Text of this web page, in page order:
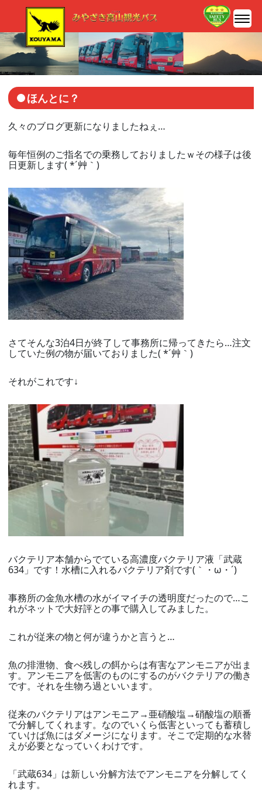
ほんとに？
久々のブログ更新になりましたねぇ…
毎年恒例のご指名での乗務しておりましたｗその様子は後
日更新します( *´艸｀)
さてそんな3泊4日が終了して事務所に帰ってきたら…注文
していた例の物が届いておりました( *´艸｀)
それがこれです↓
バクテリア本舗からでている高濃度バクテリア液「武蔵
634」です！水槽に入れるバクテリア剤です(｀・ω・´)ゞ
事務所の金魚水槽の水がイマイチの透明度だったので…こ
れがネットで大好評との事で購入してみました。
これが従来の物と何が違うかと言うと…
魚の排泄物、食べ残しの餌からは有害なアンモニアが出ま
す。アンモニアを低害のものにするのがバクテリアの働き
です。それを生物ろ過といいます。
従来のバクテリアはアンモニア→亜硝酸塩→硝酸塩の順番
で分解してくれます。なのでいくら低害といっても蓄積し
ていけば魚にはダメージになります。そこで定期的な水替
えが必要となっていくわけです。
「武蔵634」は新しい分解方法でアンモニアを分解してく
れます。